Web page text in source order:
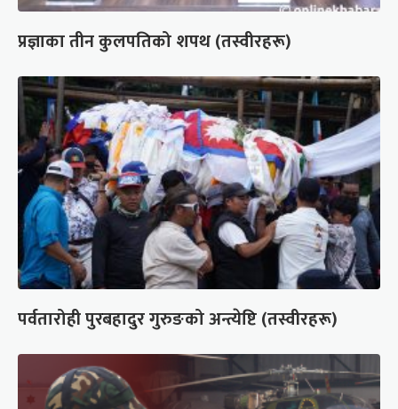
प्रज्ञाका तीन कुलपतिको शपथ (तस्वीरहरू)
पर्वतारोही पुरबहादुर गुरुङको अन्त्येष्टि (तस्वीरहरू)